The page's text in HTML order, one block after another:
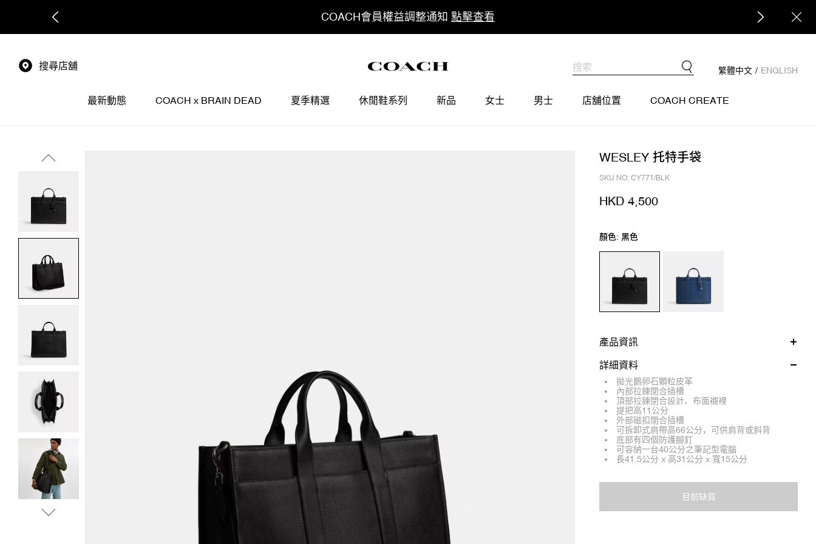
COACH會員權益調整通知 點擊查看
搜尋店舖 繁體中文 / ENGLISH
最新動態 COACH x BRAIN DEAD 夏季精選 休閒鞋系列 新品 女士 男士 店舖位置 COACH CREATE
WESLEY 托特手袋
SKU NO: CY771/BLK
HKD 4,500
顏色: 黑色
產品資訊
詳細資料
拋光鵝卵石顆粒皮革
內部拉鍊閉合插槽
頂部拉鍊閉合設計、布面襯裡
提把高11公分
外部磁扣閉合插槽
可拆卸式肩帶高66公分，可供肩背或斜背
底部有四個防護腳釘
可容納一台40公分之筆記型電腦
長41.5公分 x 高31公分 x 寬15公分
目前缺貨